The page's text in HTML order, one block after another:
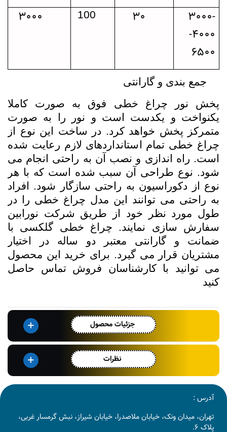
3000-
4000-
6500
3000
جمع بندی و گارانتی
پخش نور چراغ خطی فوق به صورت کاملا
یکنواخت و یکدست است و نور را به صورت
متمرکز پخش خواهد کرد. در ساخت این نوع از
چراغ خطی تمام استانداردهای لازم رعایت شده
است. راه اندازی و نصب آن به راحتی انجام می
شود. نوع طراحی آن سبب شده است که با هر
نوع از دکوراسیون به راحتی سازگار شود. افراد
به راحتی می توانند این مدل چراغ خطی را در
طول مورد نظر خود از طریق شرکت نورابین
سفارش سازی نمایند. چراغ خطی گلکسی با
ضمانت و گارانتی معتبر دو ساله در اختیار
مشتریان قرار می گیرد. برای خرید این محصول
می توانید با کارشناسان فروش تماس حاصل
کنید
جزئیات محصول
نظرات
آدرس :
تهران، میدان ونک، خیابان ملاصدرا، خیابان شیراز، نبش گرمسار غربی،
پلاک 6.